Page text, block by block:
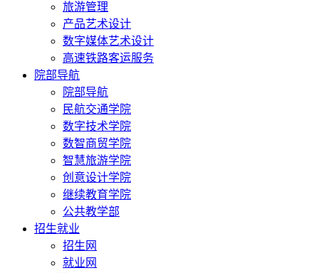
旅游管理
产品艺术设计
数字媒体艺术设计
高速铁路客运服务
院部导航
院部导航
民航交通学院
数字技术学院
数智商贸学院
智慧旅游学院
创意设计学院
继续教育学院
公共教学部
招生就业
招生网
就业网